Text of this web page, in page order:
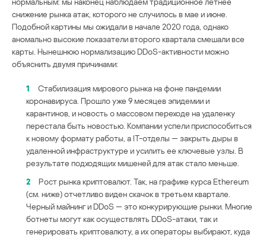
снижение рынка атак, которого не случилось в мае и июне.
Подобной картины мы ожидали в начале 2020 года, однако
аномально высокие показатели второго квартала смешали все
карты. Нынешнюю нормализацию DDoS-активности можно
объяснить двумя причинами:
1
Стабилизация мирового рынка на фоне пандемии
коронавируса. Прошло уже 9 месяцев эпидемии и
карантинов, и новость о массовом переходе на удаленку
перестала быть новостью. Компании успели приспособиться
к новому формату работы, а IT-отделы — закрыть дыры в
удаленной инфраструктуре и усилить ее ключевые узлы. В
результате подходящих мишеней для атак стало меньше.
2
Рост рынка криптовалют. Так, на графике курса Ethereum
(см. ниже) отчетливо виден скачок в третьем квартале.
Черный майнинг и DDoS — это конкурирующие рынки. Многие
ботнеты могут как осуществлять DDoS-атаки, так и
генерировать криптовалюту, а их операторы выбирают, куда